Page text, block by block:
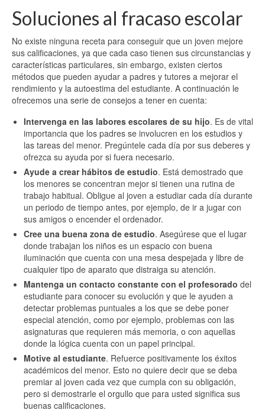
Soluciones al fracaso escolar
No existe ninguna receta para conseguir que un joven mejore
sus calificaciones, ya que cada caso tienen sus circunstancias y
características particulares, sin embargo, existen ciertos
métodos que pueden ayudar a padres y tutores a mejorar el
rendimiento y la autoestima del estudiante. A continuación le
ofrecemos una serie de consejos a tener en cuenta:
Intervenga en las labores escolares de su hijo. Es de vital
importancia que los padres se involucren en los estudios y
las tareas del menor. Pregúntele cada día por sus deberes y
ofrezca su ayuda por si fuera necesario.
Ayude a crear hábitos de estudio. Está demostrado que
los menores se concentran mejor si tienen una rutina de
trabajo habitual. Obligue al joven a estudiar cada día durante
un periodo de tiempo antes, por ejemplo, de ir a jugar con
sus amigos o encender el ordenador.
Cree una buena zona de estudio. Asegúrese que el lugar
donde trabajan los niños es un espacio con buena
iluminación que cuenta con una mesa despejada y libre de
cualquier tipo de aparato que distraiga su atención.
Mantenga un contacto constante con el profesorado del
estudiante para conocer su evolución y que le ayuden a
detectar problemas puntuales a los que se debe poner
especial atención, como por ejemplo, problemas con las
asignaturas que requieren más memoria, o con aquellas
donde la lógica cuenta con un papel principal.
Motive al estudiante. Refuerce positivamente los éxitos
académicos del menor. Esto no quiere decir que se deba
premiar al joven cada vez que cumpla con su obligación,
pero si demostrarle el orgullo que para usted significa sus
buenas calificaciones.